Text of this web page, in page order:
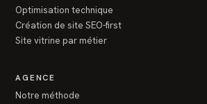
Optimisation technique
Création de site SEO-first
Site vitrine par métier
AGENCE
Notre méthode